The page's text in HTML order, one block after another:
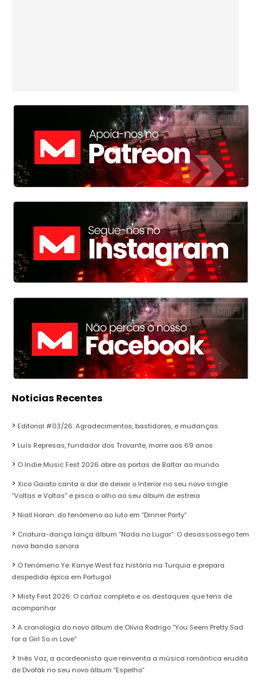
Noticias Recentes
Editorial #03/26: Agradecimentos, bastidores, e mudanças
Luís Represas, fundador dos Trovante, morre aos 69 anos
O Indie Music Fest 2026 abre as portas de Baltar ao mundo
Xico Gaiato canta a dor de deixar o Interior no seu novo single
“Voltas e Voltas” e pisca o olho ao seu álbum de estreia
Niall Horan: do fenómeno ao luto em “Dinner Party”
Criatura-dança lança álbum “Nada no Lugar”: O desassossego tem
nova banda sonora
O fenómeno Ye: Kanye West faz história na Turquia e prepara
despedida épica em Portugal
Misty Fest 2026: O cartaz completo e os destaques que tens de
acompanhar
A cronologia do novo álbum de Olivia Rodrigo “You Seem Pretty Sad
for a Girl So in Love”
Inês Vaz, a acordeonista que reinventa a música romântica erudita
de Dvořák no seu novo álbum “Espelho”